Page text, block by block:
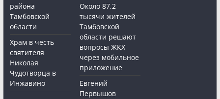
района
Тамбовской
области
Храм в честь
святителя
Николая
Чудотворца в
Инжавино
Около 87,2
тысячи жителей
Тамбовской
области решают
вопросы ЖКХ
через мобильное
приложение
Евгений
Первышов